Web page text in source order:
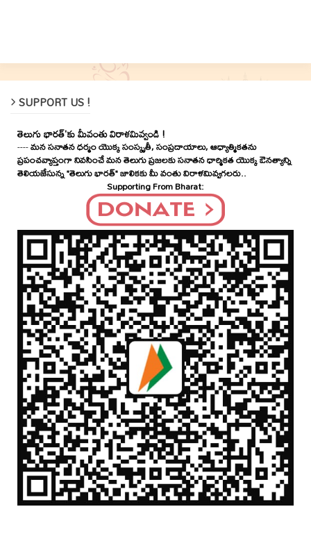
SUPPORT US !
తెలుగు భారత్'కు మీవంతు విరాళమివ్వండి !
----మన సనాతన ధర్మం యొక్క సంస్కృతీ, సంప్రదాయాలు, ఆధ్యాత్మికతను
ప్రపంచవ్యాప్తంగా నివసించే మన తెలుగు ప్రజలకు సనాతన ధార్మికత యొక్క ఔనత్యాన్ని
తెలియజేసున్న "తెలుగు భారత్" జాలికకు మీ వంతు విరాళమివ్వగలరు..
Supporting From Bharat: